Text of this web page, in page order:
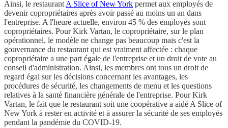
Ainsi, le restaurant A Slice of New York permet aux employés de
devenir copropriétaires après avoir passé au moins un an dans
l'entreprise. A l'heure actuelle, environ 45 % des employés sont
copropriétaires. Pour Kirk Vartan, le copropriétaire, sur le plan
opérationnel, le modèle ne change pas beaucoup mais c'est la
gouvernance du restaurant qui est vraiment affectée : chaque
copropriétaire a une part égale de l'entreprise et un droit de vote au
conseil d'administration. Ainsi, les membres ont tous un droit de
regard égal sur les décisions concernant les avantages, les
procédures de sécurité, les changements de menu et les questions
relatives à la santé financière générale de l'entreprise. Pour Kirk
Vartan, le fait que le restaurant soit une coopérative a aidé A Slice of
New York à rester en activité et à assurer la sécurité de ses employés
pendant la pandémie du COVID-19.